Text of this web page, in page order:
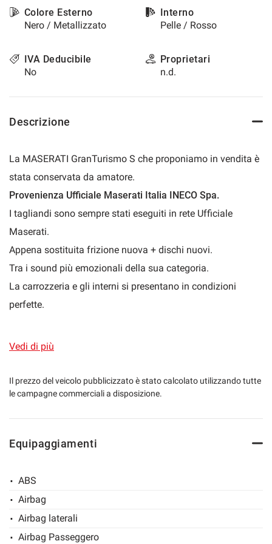
Colore Esterno
Nero / Metallizzato
Interno
Pelle / Rosso
IVA Deducibile
No
Proprietari
n.d.
Descrizione
La MASERATI GranTurismo S che proponiamo in vendita è
stata conservata da amatore.
Provenienza Ufficiale Maserati Italia INECO Spa.
I tagliandi sono sempre stati eseguiti in rete Ufficiale
Maserati.
Appena sostituita frizione nuova + dischi nuovi.
Tra i sound più emozionali della sua categoria.
La carrozzeria e gli interni si presentano in condizioni
perfette.
- Interni in pelle sportivi rossi con memorie, elettrici e
- Navigatore cartografico 3d
- Impianto vivavoce Bluetooth
- Cambiocorsa automatico/sequenziale 6 marce con
- Tasto Sport con apertura valvole di scarico per un sound
puro
- Volante in pelle multifunzione
- Fari bi-xeno
Vedi di più
Il prezzo del veicolo pubblicizzato è stato calcolato utilizzando tutte
le campagne commerciali a disposizione.
Equipaggiamenti
ABS
Airbag
Airbag laterali
Airbag Passeggero
questi
strumenti
si
rimanda
cookie
Puoi
modificare
tue
scelte
qualsiasi
momento.
Cookie per il miglioramento dell'esperienza utente
Leggi
la
policy